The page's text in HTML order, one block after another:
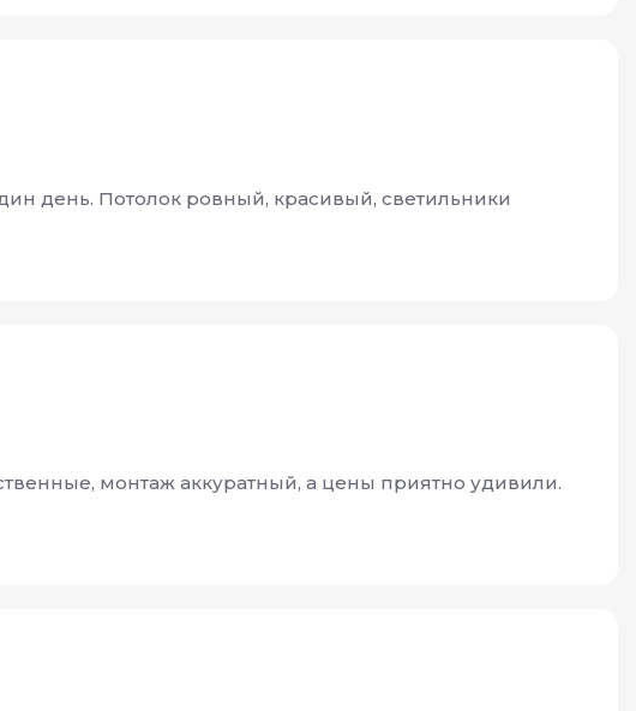
день. Потолок ровный, красивый, светильники
монтаж аккуратный, а цены приятно удивили.